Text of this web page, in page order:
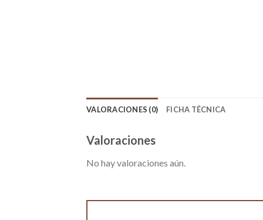
VALORACIONES (0) FICHA TÉCNICA
Valoraciones
No hay valoraciones aún.